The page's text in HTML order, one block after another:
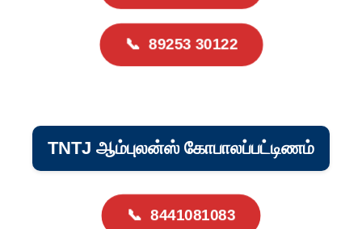
📞 89253 30122
TNTJ ஆம்புலன்ஸ் கோபாலப்பட்டிணம்
📞 8441081083